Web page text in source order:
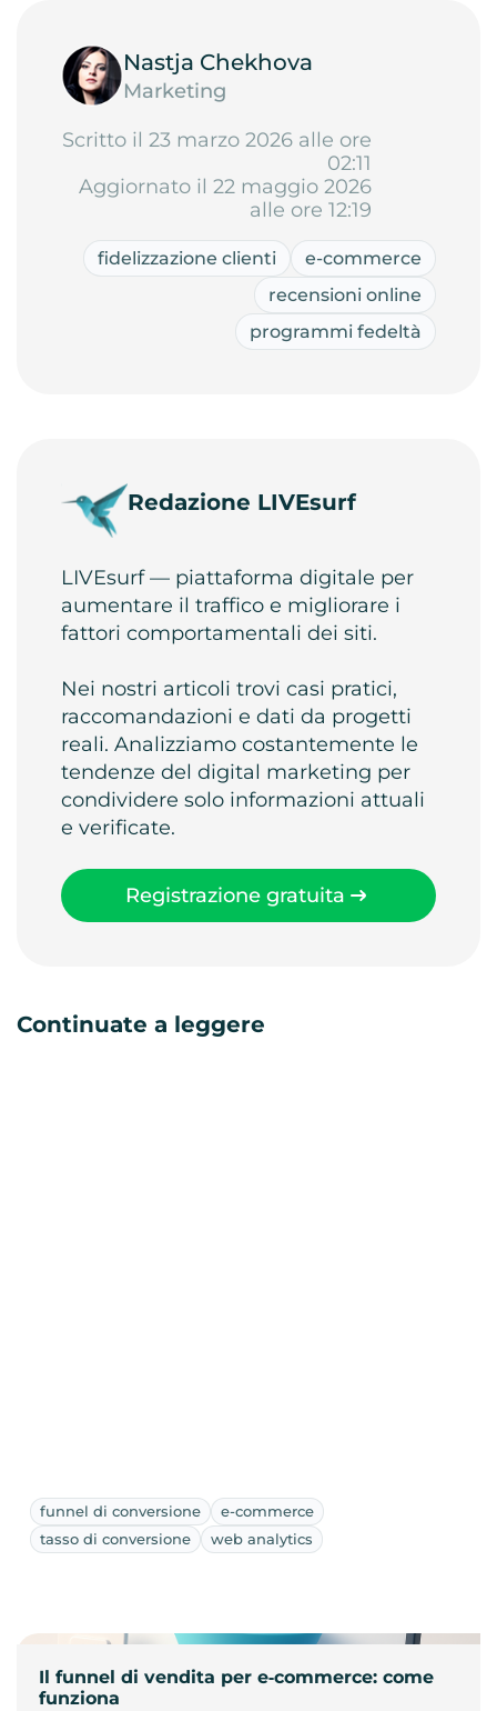
Nastja Chekhova
Marketing
Scritto il 23 marzo 2026 alle ore
02:11
Aggiornato il 22 maggio 2026
alle ore 12:19
fidelizzazione clienti
e-commerce
recensioni online
programmi fedeltà
Redazione LIVEsurf
LIVEsurf — piattaforma digitale per
aumentare il traffico e migliorare i
fattori comportamentali dei siti.
Nei nostri articoli trovi casi pratici,
raccomandazioni e dati da progetti
reali. Analizziamo costantemente le
tendenze del digital marketing per
condividere solo informazioni attuali
e verificate.
Registrazione gratuita
Continuate a leggere
funnel di conversione
e-commerce
tasso di conversione
web analytics
Il funnel di vendita per e‑commerce: come
funziona